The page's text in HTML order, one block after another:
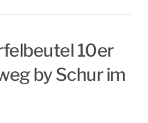
10er
by Schur im